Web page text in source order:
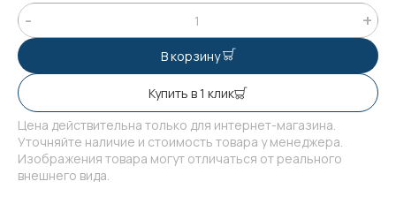
В корзину
Купить в 1 клик
Цена действительна только для интернет-магазина.
Уточняйте наличие и стоимость товара у менеджера.
Изображения товара могут отличаться от реального
внешнего вида.